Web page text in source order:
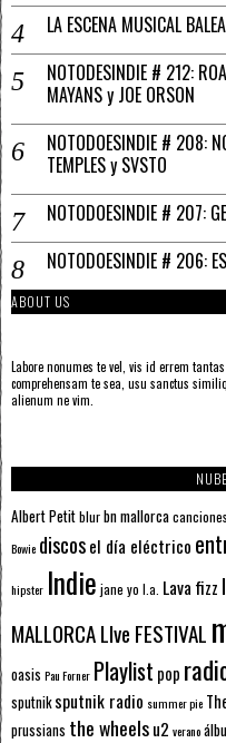
LA ESCENA MUSICAL
NOTODESINDIE # 212:
MAYANS y JOE ORSON
NOTODOESINDIE # 208:
TEMPLES y SVSTO
NOTODOESINDIE # 207:
NOTODOESINDIE # 206:
ABOUT US
Labore nonumes te vel, vis id errem
comprehensam te sea, usu sanctus
alienum ne vim.
Albert Petitblurbn mallorcacanciones
Bowie discosel día eléctrico
hipster Indie jane yo l.a. Lava fizz
MALLORCA LIve FESTIVAL
oasis Pau Forner Playlist pop
sputnik sputnik radio summer pie
prussians the wheelsu2 verano